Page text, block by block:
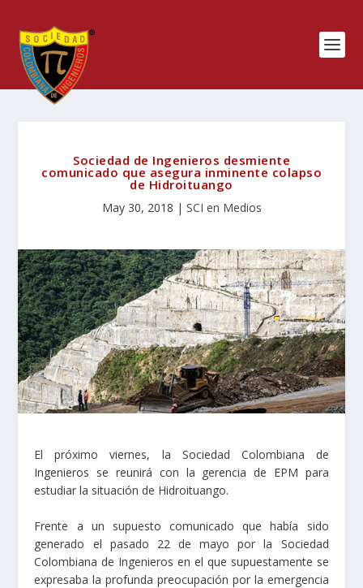
Sociedad de Ingenieros desmiente
comunicado que asegura inminente colapso
de Hidroituango
May 30, 2018 | SCI en Medios
El próximo viernes, la Sociedad Colombiana de
Ingenieros se reunirá con la gerencia de EPM para
estudiar la situación de Hidroituango.
Frente a un supuesto comunicado que había sido
generado el pasado 22 de mayo por la Sociedad
Colombiana de Ingenieros en el que supuestamente se
expresaba la profunda preocupación por la emergencia